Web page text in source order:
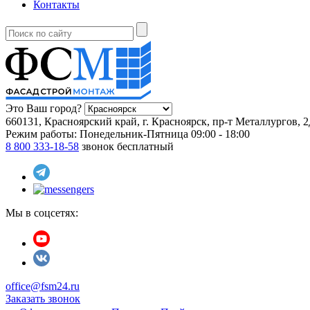
Контакты
Это Ваш город?
660131, Красноярский край, г. Красноярск, пр-т Металлургов,
Режим работы: Понедельник-Пятница 09:00 - 18:00
8 800 333-18-58 звонок бесплатный
Мы в соцсетях:
office@fsm24.ru
Заказать звонок